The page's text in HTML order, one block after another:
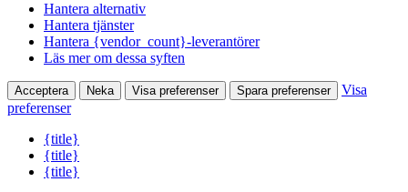
Hantera alternativ
Hantera tjänster
Hantera {vendor_count}-leverantörer
Läs mer om dessa syften
Acceptera Neka Visa preferenser Spara preferenser
Visa
preferenser
{title}
{title}
{title}